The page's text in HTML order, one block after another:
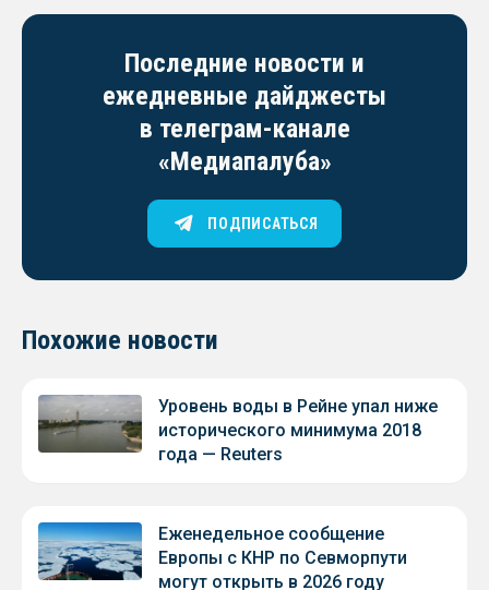
Последние новости и
ежедневные дайджесты
в телеграм-канале
«Медиапалуба»
ПОДПИСАТЬСЯ
Похожие новости
Уровень воды в Рейне упал ниже
исторического минимума 2018
года — Reuters
Еженедельное сообщение
Европы с КНР по Севморпути
могут открыть в 2026 году